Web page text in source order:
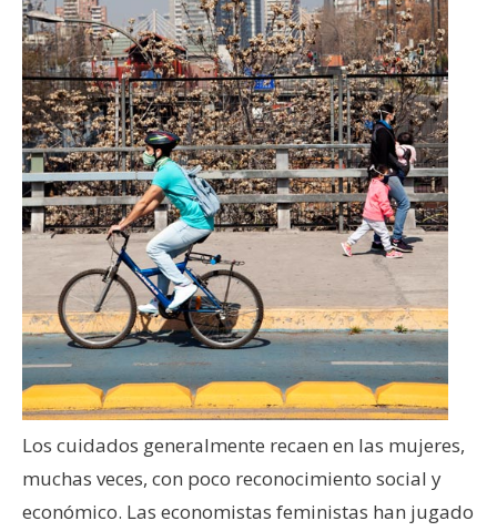
Los cuidados generalmente recaen en las mujeres,
muchas veces, con poco reconocimiento social y
económico. Las economistas feministas han jugado